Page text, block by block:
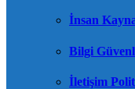
İnsan
Bilgi
İletişim